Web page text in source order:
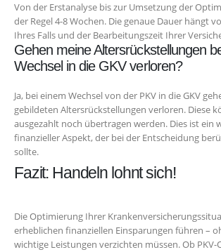
Von der Erstanalyse bis zur Umsetzung der
der Regel 4-8 Wochen. Die genaue Dauer hängt
Ihres Falls und der Bearbeitungszeit Ihrer
Gehen meine Altersrückstellungen
Wechsel in die GKV verloren?
Ja, bei einem Wechsel von der PKV in die GKV
gebildeten Altersrückstellungen verloren. Diese
ausgezahlt noch übertragen werden. Dies ist ein
finanzieller Aspekt, der bei der Entscheidung
sollte.
Fazit: Handeln lohnt sich!
Die Optimierung Ihrer
erheblichen finanziellen Einsparungen führen –
wichtige Leistungen verzichten müssen. Ob